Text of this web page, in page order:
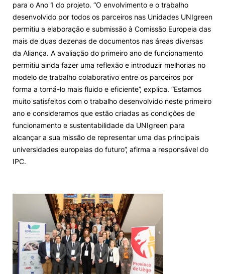
para o Ano 1 do projeto. “O envolvimento e o trabalho
desenvolvido por todos os parceiros nas Unidades UNIgreen
permitiu a elaboração e submissão à Comissão Europeia das
mais de duas dezenas de documentos nas áreas diversas
da Aliança. A avaliação do primeiro ano de funcionamento
permitiu ainda fazer uma reflexão e introduzir melhorias no
modelo de trabalho colaborativo entre os parceiros por
forma a torná-lo mais fluido e eficiente”, explica. “Estamos
muito satisfeitos com o trabalho desenvolvido neste primeiro
ano e consideramos que estão criadas as condições de
funcionamento e sustentabilidade da UNIgreen para
alcançar a sua missão de representar uma das principais
universidades europeias do futuro”, afirma a responsável do
IPC.